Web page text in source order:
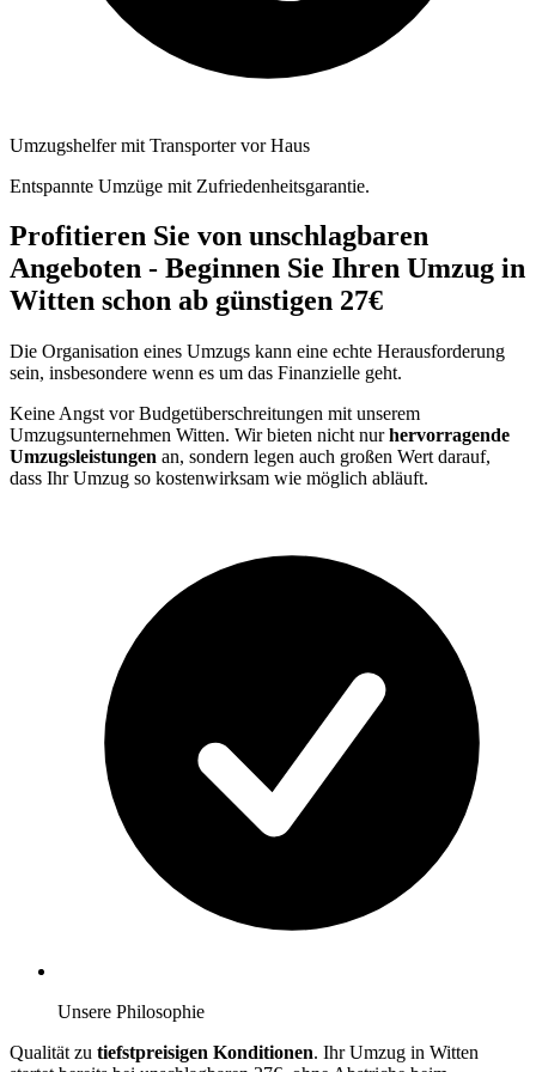
Umzugshelfer mit Transporter vor Haus
Entspannte Umzüge mit Zufriedenheitsgarantie.
Profitieren Sie von unschlagbaren
Angeboten - Beginnen Sie Ihren Umzug in
Witten schon ab günstigen 27€
Die Organisation eines Umzugs kann eine echte Herausforderung
sein, insbesondere wenn es um das Finanzielle geht.
Keine Angst vor Budgetüberschreitungen mit unserem
Umzugsunternehmen Witten. Wir bieten nicht nurhervorragende
Umzugsleistungen an, sondern legen auch großen Wert darauf,
dass Ihr Umzug so kostenwirksam wie möglich abläuft.
Unsere Philosophie
Qualität zu tiefstpreisigen Konditionen. Ihr Umzug in Witten